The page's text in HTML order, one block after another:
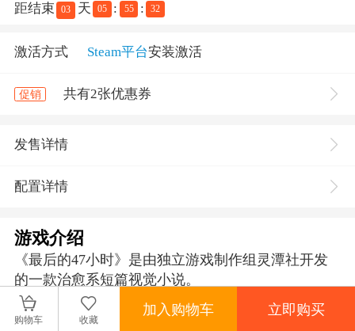
距结束 03 天 05 : 55 : 32
激活方式 Steam平台安装激活
促销 共有2张优惠券
发售详情
配置详情
游戏介绍
《最后的47小时》是由独立游戏制作组灵潭社开发
的一款治愈系短篇视觉小说。
购物车 收藏
加入购物车 立即购买